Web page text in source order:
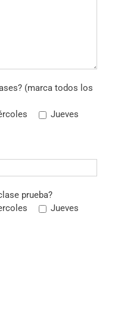
(marca todos los
Jueves
prueba?
Jueves